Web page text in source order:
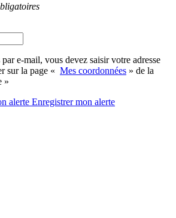
e-mail, vous devez saisir votre adresse
sur la page « Mes coordonnées » de la
»
alerte Enregistrermon alerte